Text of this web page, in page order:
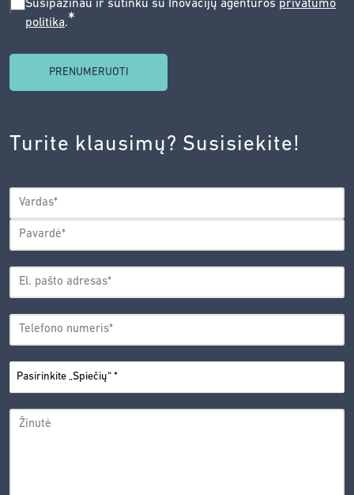
SUSIPAŽINAU
SUTINKU
AGENTŪROS
PRIVATUMO
POLITIKA.*
Susipažinau ir sutinku su Inovacijų agentūros privatumo
politika.*
Turite klausimų? Susisiekite!
VARDAS*
Vardas
EL.
ADRESAS*
TELEFONO
NUMERIS*
PASIRINKITE
„SPIEČIŲ“*
ŽINUTĖ